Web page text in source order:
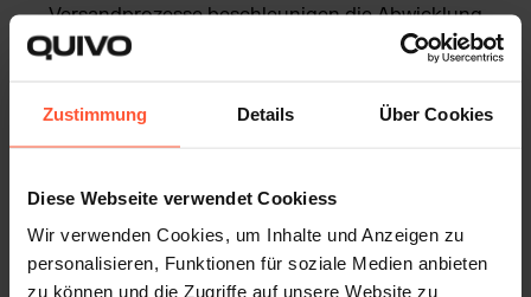
Zustimmung Details Über Cookies
Diese Webseite verwendet Cookiess
Wir verwenden Cookies, um Inhalte und Anzeigen zu
personalisieren, Funktionen für soziale Medien anbieten
zu können und die Zugriffe auf unsere Website zu
Versandprozesse beschleunigen die Abwicklung.
Kundentransparenz
: Offene Kommunikation zu
Ein Besinnen auf diese Grundpfeiler schafft die Basis, um